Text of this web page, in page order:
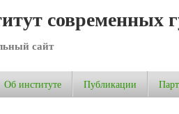
современных
сайт
Об институте Публикации